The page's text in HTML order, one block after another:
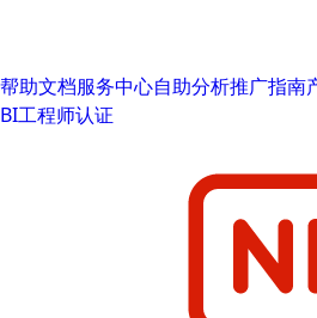
帮助文档服务中心自助分析推广指南
BI工程师认证